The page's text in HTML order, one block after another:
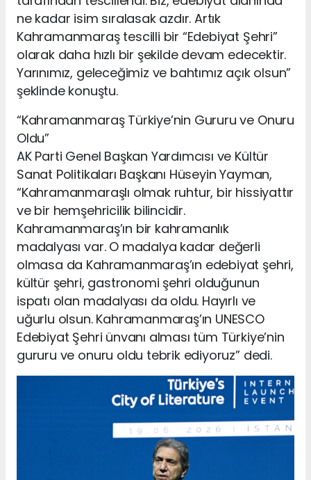
ne kadar isim sıralasak azdır. Artık
Kahramanmaraş tescilli bir “Edebiyat Şehri”
olarak daha hızlı bir şekilde devam edecektir.
Yarınımız, geleceğimiz ve bahtımız açık olsun”
şeklinde konuştu.
“Kahramanmaraş Türkiye’nin Gururu ve Onuru
Oldu”
AK Parti Genel Başkan Yardımcısı ve Kültür
Sanat Politikaları Başkanı Hüseyin Yayman,
“Kahramanmaraşlı olmak ruhtur, bir hissiyattır
ve bir hemşehricilik bilincidir.
Kahramanmaraş’ın bir kahramanlık
madalyası var. O madalya kadar değerli
olmasa da Kahramanmaraş’ın edebiyat şehri,
kültür şehri, gastronomi şehri olduğunun
ispatı olan madalyası da oldu. Hayırlı ve
uğurlu olsun. Kahramanmaraş’ın UNESCO
Edebiyat Şehri ünvanı alması tüm Türkiye’nin
gururu ve onuru oldu tebrik ediyoruz” dedi.